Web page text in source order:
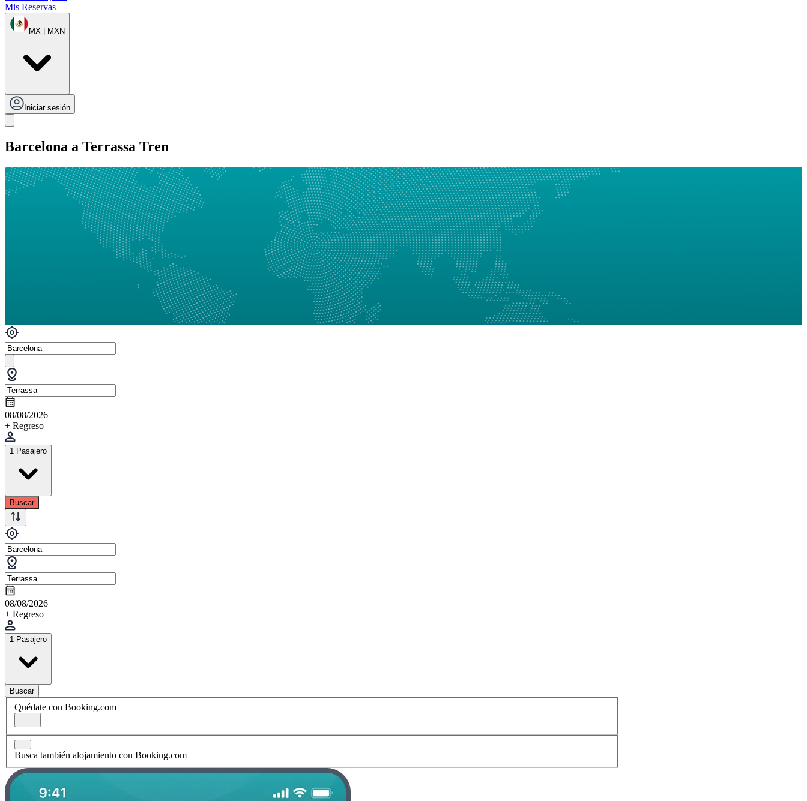
Mis Reservas
MX | MXN
Iniciar sesión
Barcelona a Terrassa Tren
08/08/2026
+ Regreso
1 Pasajero
Buscar
08/08/2026
+ Regreso
1 Pasajero
Buscar
Quédate con Booking.com
Busca también alojamiento con Booking.com